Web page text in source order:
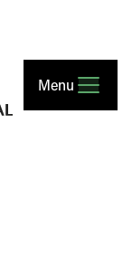
Menu